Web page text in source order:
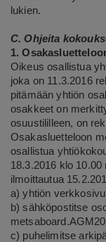
lukien.
C. Ohjeita
1.
Oikeus osallistua
joka on 11.3.2016
pitämään yhtiön
osakkeet on
osuustililleen, on
Osakasluetteloon
osallistua
18.3.2016 klo
ilmoittautua
a) yhtiön
b) sähköpostitse
c) puhelimitse